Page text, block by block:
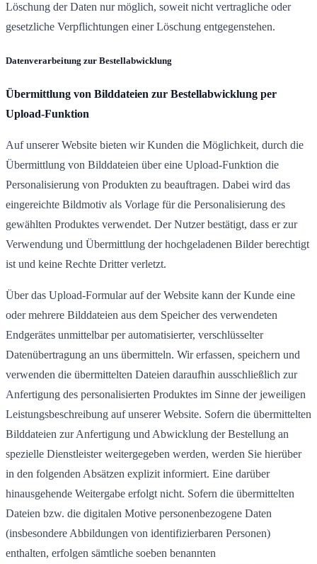
Löschung der Daten nur möglich, soweit nicht vertragliche oder
gesetzliche Verpflichtungen einer Löschung entgegenstehen.
Datenverarbeitung zur Bestellabwicklung
Übermittlung von Bilddateien zur Bestellabwicklung per
Upload-Funktion
Auf unserer Website bieten wir Kunden die Möglichkeit, durch die
Übermittlung von Bilddateien über eine Upload-Funktion die
Personalisierung von Produkten zu beauftragen. Dabei wird das
eingereichte Bildmotiv als Vorlage für die Personalisierung des
gewählten Produktes verwendet. Der Nutzer bestätigt, dass er zur
Verwendung und Übermittlung der hochgeladenen Bilder berechtigt
ist und keine Rechte Dritter verletzt.
Über das Upload-Formular auf der Website kann der Kunde eine
oder mehrere Bilddateien aus dem Speicher des verwendeten
Endgerätes unmittelbar per automatisierter, verschlüsselter
Datenübertragung an uns übermitteln. Wir erfassen, speichern und
verwenden die übermittelten Dateien daraufhin ausschließlich zur
Anfertigung des personalisierten Produktes im Sinne der jeweiligen
Leistungsbeschreibung auf unserer Website. Sofern die übermittelten
Bilddateien zur Anfertigung und Abwicklung der Bestellung an
spezielle Dienstleister weitergegeben werden, werden Sie hierüber
in den folgenden Absätzen explizit informiert. Eine darüber
hinausgehende Weitergabe erfolgt nicht. Sofern die übermittelten
Dateien bzw. die digitalen Motive personenbezogene Daten
(insbesondere Abbildungen von identifizierbaren Personen)
enthalten, erfolgen sämtliche soeben benannten